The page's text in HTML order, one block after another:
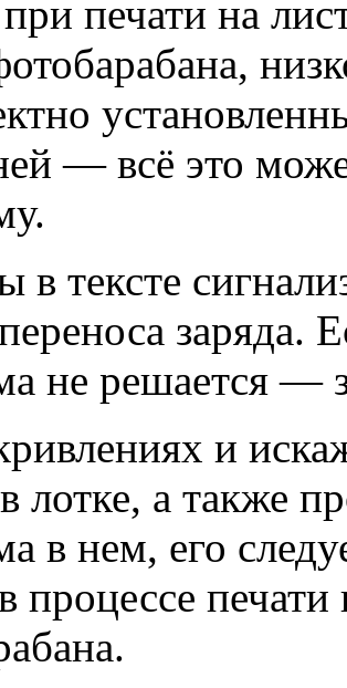
печати на
— всё это
в тексте
заряда.
не решается —
и
лотке, а также
в нем, его
процессе